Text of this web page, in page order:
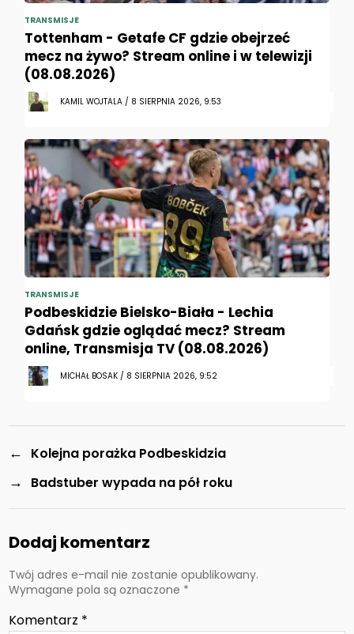
TRANSMISJE
Tottenham - Getafe CF gdzie obejrzeć
mecz na żywo? Stream online i w telewizji
(08.08.2026)
KAMIL WOJTALA / 8 SIERPNIA 2026, 9:53
TRANSMISJE
Podbeskidzie Bielsko-Biała - Lechia
Gdańsk gdzie oglądać mecz? Stream
online, Transmisja TV (08.08.2026)
MICHAŁ BOSAK / 8 SIERPNIA 2026, 9:52
← Kolejna porażka Podbeskidzia
→ Badstuber wypada na pół roku
Dodaj komentarz
Twój adres e-mail nie zostanie opublikowany.
Wymagane pola są oznaczone *
Komentarz *